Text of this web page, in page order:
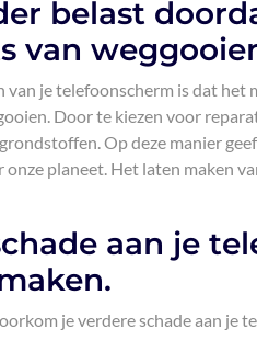
belast
van
van je telefoonscherm is dat
Door te kiezen voor
Op deze manier
planeet. Het laten maken
aan je
je verdere schade aan je